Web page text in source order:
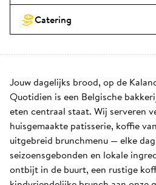
Catering
Jouw dagelijks brood, op de
Quotidien is een Belgische
eten centraal staat. Wij serveren
huisgemaakte patisserie, koffie
uitgebreid brunchmenu — elke
seizoensgebonden en lokale
ontbijt in de buurt, een rustige